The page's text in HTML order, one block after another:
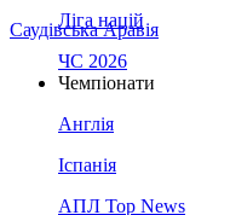
Саудівська Аравія
Ліга націй
ЧС 2026
Чемпіонати
Англія
Іспанія
АПЛ Top News